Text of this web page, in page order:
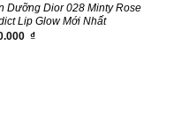
Dưỡng Dior 028 Minty Rose
Lip Glow Mới Nhất
₫